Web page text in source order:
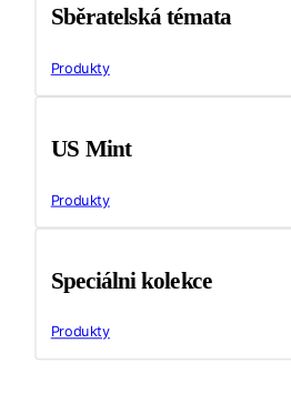
Sběratelská témata
Produkty
US Mint
Produkty
Speciálni kolekce
Produkty